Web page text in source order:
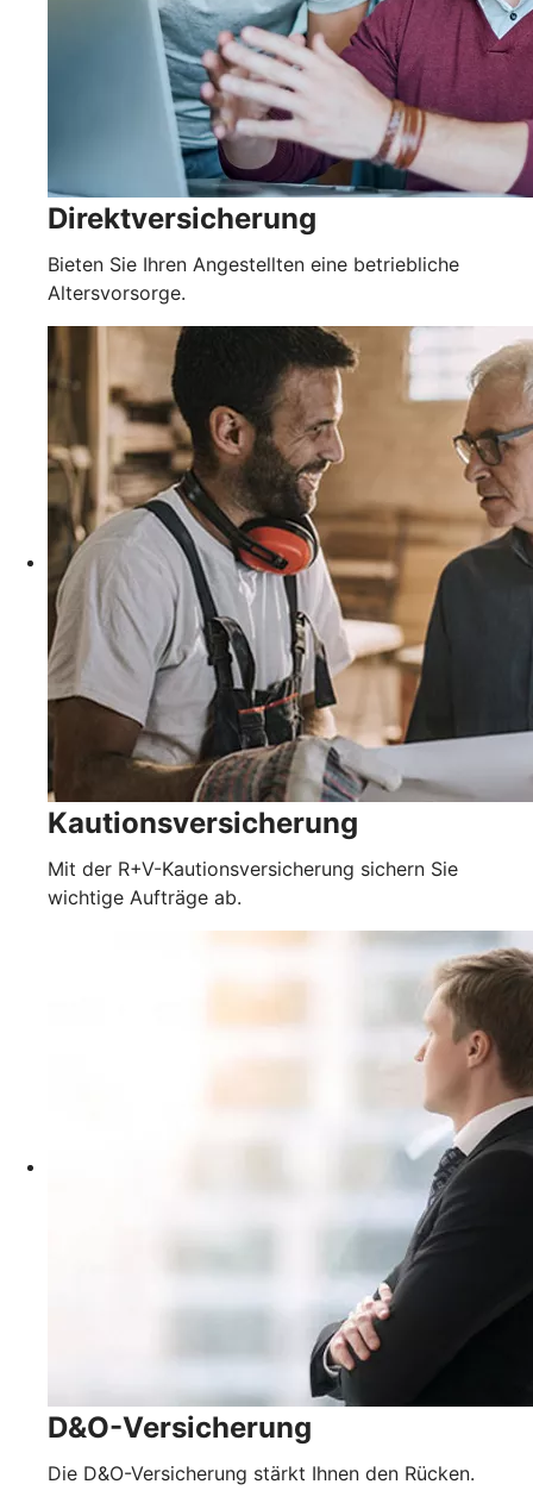
Direktversicherung
Bieten Sie Ihren Angestellten eine betriebliche
Altersvorsorge.
Kautionsversicherung
Mit der R+V-Kautionsversicherung sichern Sie
wichtige Aufträge ab.
D&O-Versicherung
Die D&O-Versicherung stärkt Ihnen den Rücken.